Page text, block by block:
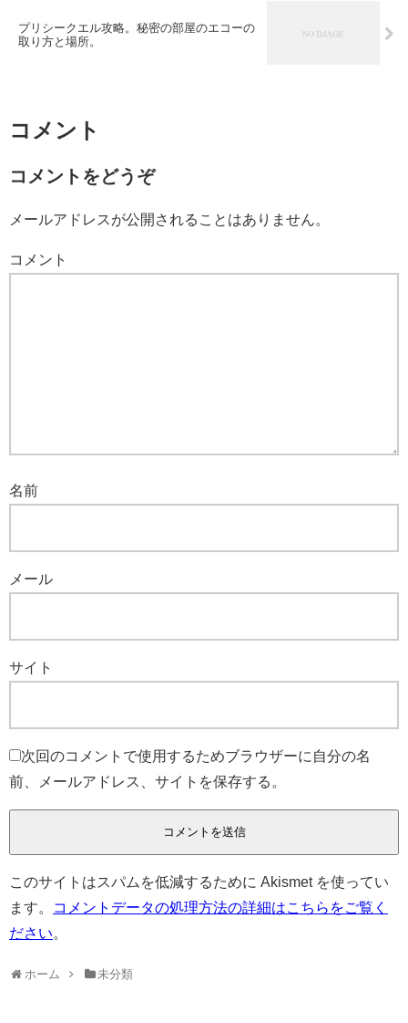
プリシークエル攻略。秘密の部屋のエコーの
取り方と場所。
コメント
コメントをどうぞ
メールアドレスが公開されることはありません。
コメント
名前
メール
サイト
次回のコメントで使用するためブラウザーに自分の名
前、メールアドレス、サイトを保存する。
このサイトはスパムを低減するために Akismet を使ってい
ます。
コメントデータの処理方法の詳細はこちらをご覧く
ださい。
ホーム 未分類